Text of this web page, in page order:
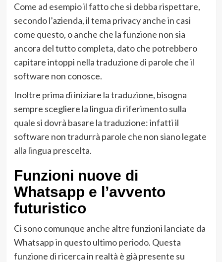
Come ad esempio il fatto che si debba rispettare,
secondo l’azienda, il tema privacy anche in casi
come questo, o anche che la funzione non sia
ancora del tutto completa, dato che potrebbero
capitare intoppi nella traduzione di parole che il
software non conosce.
Inoltre prima di iniziare la traduzione, bisogna
sempre scegliere la lingua di riferimento sulla
quale si dovrà basare la traduzione: infatti il
software non tradurrà parole che non siano legate
alla lingua prescelta.
Funzioni nuove di
Whatsapp e l’avvento
futuristico
Ci sono comunque anche altre funzioni lanciate da
Whatsapp in questo ultimo periodo. Questa
funzione di ricerca in realtà è già presente su